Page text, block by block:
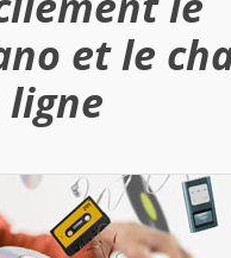
et le
ligne